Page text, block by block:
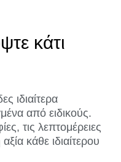
κάτι
ιδιαίτερα
από ειδικούς.
τις λεπτομέρειες
κάθε ιδιαίτερου